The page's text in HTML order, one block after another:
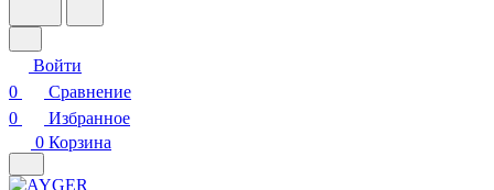
Войти
0
Сравнение
0
Избранное
0 Корзина